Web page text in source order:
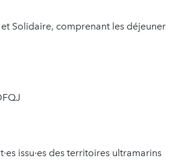
Solidaire, comprenant les déjeuner
issu·es des territoires ultramarins